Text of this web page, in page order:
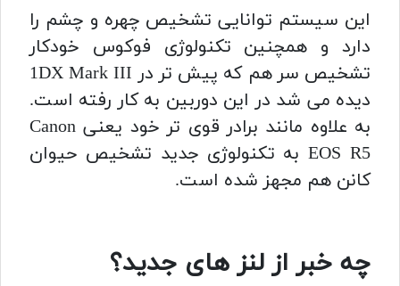
این سیستم توانایی تشخیص چهره و چشم را
دارد و همچنین تکنولوژی فوکوس خودکار
تشخیص سر هم که پیش تر در 1DX Mark III
دیده می شد در این دوربین به کار رفته است.
به علاوه مانند برادر قوی تر خود یعنی Canon
EOS R5 به تکنولوژی جدید تشخیص حیوان
کانن هم مجهز شده است.
چه خبر از لنز های جدید؟